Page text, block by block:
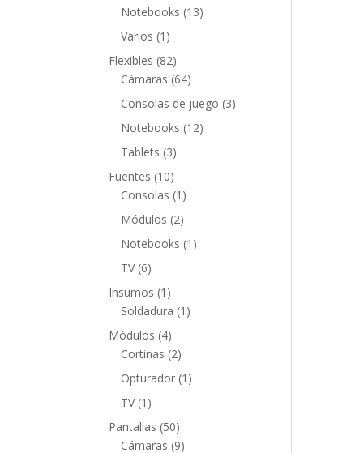
productos
Notebooks 1313
Varios 1 1
producto
Flexibles 8282
productos
Cámaras 6464
productos
Consolas de juego 33
Notebooks 1212
Tablets 33
productos
Fuentes 1010
productos
Consolas 1 1
producto
Módulos 22
productos
Notebooks 1 1
TV 66
productos
Insumos 1 1
producto
Soldadura 1 1
Módulos 44
productos
Cortinas 22
productos
Opturador 1 1
TV 1 1
producto
Pantallas 5050
productos
Cámaras 99